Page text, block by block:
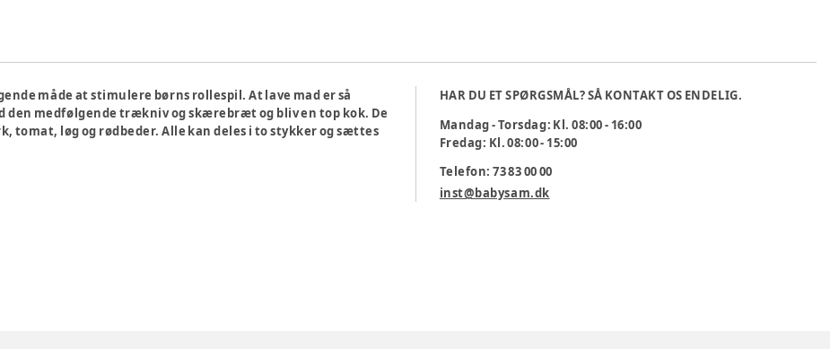
måde at stimulere børns rollespil. At lave mad er så
den medfølgende trækniv og skærebræt og bliv en top kok. De
løg og rødbeder. Alle kan deles i to stykker og sættes
HAR DU ET SPØRGSMÅL? SÅ KONTAKT OS ENDELIG.
Mandag - Torsdag: Kl. 08:00 - 16:00
Fredag: Kl. 08:00 - 15:00
Telefon: 73 83 00 00
inst@babysam.dk